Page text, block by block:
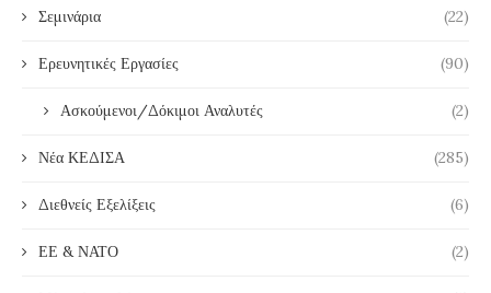
Σεμινάρια (22)
Ερευνητικές Εργασίες (90)
Ασκούμενοι/Δόκιμοι Αναλυτές (2)
Νέα ΚΕΔΙΣΑ (285)
Διεθνείς Εξελίξεις (6)
ΕΕ & ΝΑΤΟ (2)